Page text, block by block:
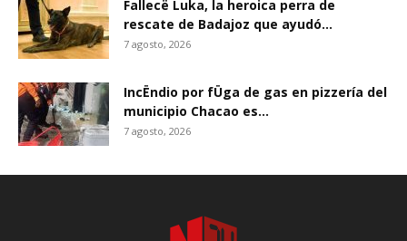
Fallecë Luka, la heroica perra de
rescate de Badajoz que ayudó...
7 agosto, 2026
IncËndio por fÜga de gas en pizzería del
municipio Chacao es...
7 agosto, 2026